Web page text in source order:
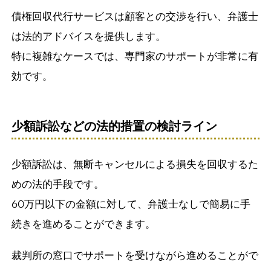
債権回収代行サービスは顧客との交渉を行い、弁護士
は法的アドバイスを提供します。
特に複雑なケースでは、専門家のサポートが非常に有
効です。
少額訴訟などの法的措置の検討ライン
少額訴訟は、無断キャンセルによる損失を回収するた
めの法的手段です。
60万円以下の金額に対して、弁護士なしで簡易に手
続きを進めることができます。
裁判所の窓口でサポートを受けながら進めることがで